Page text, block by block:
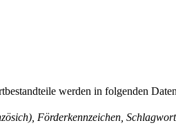
werden in folgenden
Förderkennzeichen,